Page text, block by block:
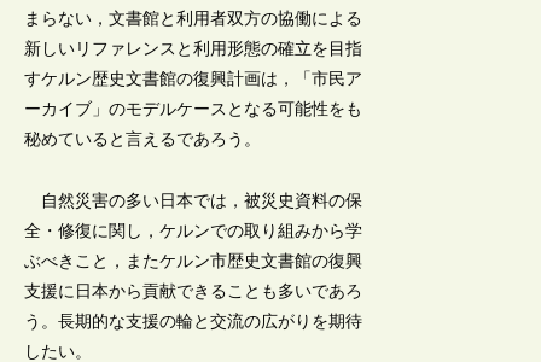
まらない，文書館と利用者双方の協働による
新しいリファレンスと利用形態の確立を目指
すケルン歴史文書館の復興計画は，「市民ア
ーカイブ」のモデルケースとなる可能性をも
秘めていると言えるであろう。
自然災害の多い日本では，被災史資料の保
全・修復に関し，ケルンでの取り組みから学
ぶべきこと，またケルン市歴史文書館の復興
支援に日本から貢献できることも多いであろ
う。長期的な支援の輪と交流の広がりを期待
したい。